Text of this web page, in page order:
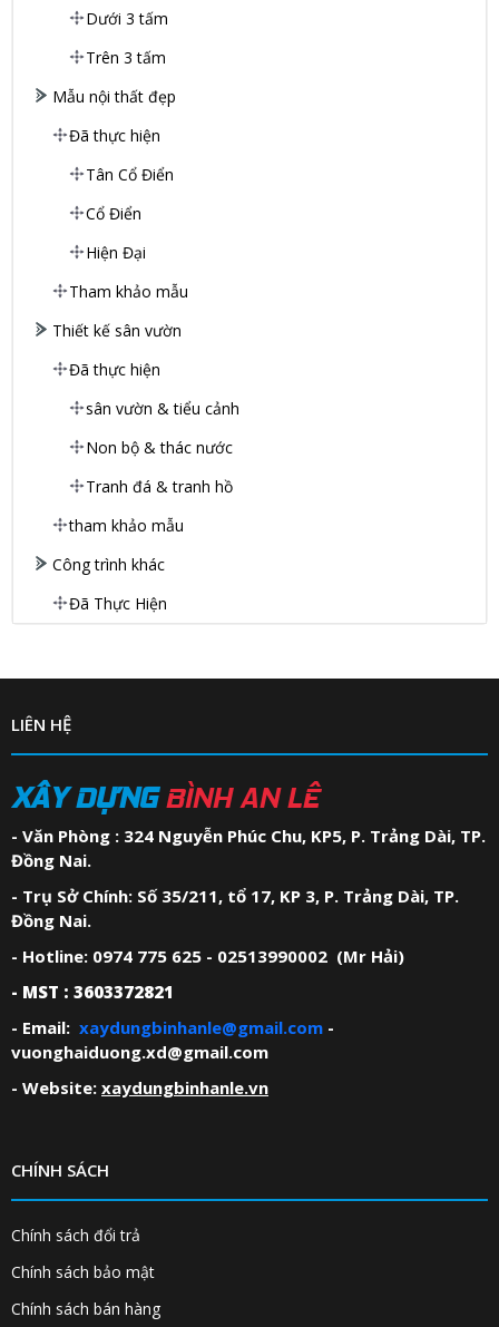
Dưới 3 tấm
Trên 3 tấm
Mẫu nội thất đẹp
Đã thực hiện
Tân Cổ Điển
Cổ Điển
Hiện Đại
Tham khảo mẫu
Thiết kế sân vườn
Đã thực hiện
sân vườn & tiểu cảnh
Non bộ & thác nước
Tranh đá & tranh hồ
tham khảo mẫu
Công trình khác
Đã Thực Hiện
LIÊN HỆ
XÂY DỰNG BÌNH AN LÊ
- Văn Phòng : 324 Nguyễn Phúc Chu, KP5, P. Trảng Dài, TP.
Đồng Nai.
- Trụ Sở Chính: Số 35/211, tổ 17, KP 3, P. Trảng Dài, TP.
Đồng Nai.
- Hotline: 0974 775 625 - 02513990002 (Mr Hải)
- MST : 3603372821
- Email: xaydungbinhanle@gmail.com -
vuonghaiduong.xd@gmail.com
- Website: xaydungbinhanle.vn
CHÍNH SÁCH
Chính sách đổi trả
Chính sách bảo mật
Chính sách bán hàng